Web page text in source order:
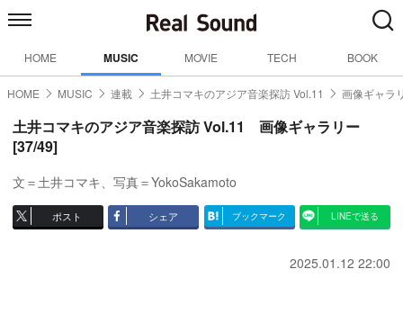
HOME MUSIC MOVIE TECH BOOK
HOME MUSIC 連載 土井コマキのアジア音楽探訪 Vol.11 画像ギャラ
土井コマキのアジア音楽探訪 Vol.11 画像ギャラリー
[37/49]
文＝土井コマキ、写真＝YokoSakamoto
ポスト シェア ブックマーク LINEで送る
2025.01.12 22:00